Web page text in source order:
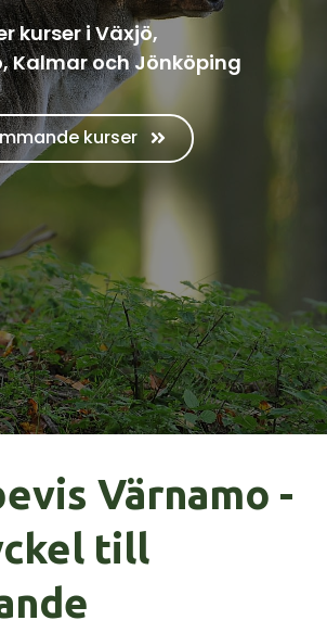
kurser i Växjö,
Kalmar och Jönköping
kurser
Värnamo -
till